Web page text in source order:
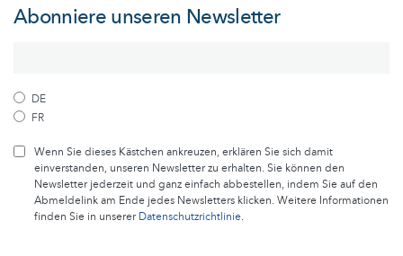
Abonniere unseren Newsletter
DE
FR
Wenn Sie dieses Kästchen ankreuzen, erklären Sie sich damit
einverstanden, unseren Newsletter zu erhalten. Sie können den
Newsletter jederzeit und ganz einfach abbestellen, indem Sie auf den
Abmeldelink am Ende jedes Newsletters klicken. Weitere Informationen
finden Sie in unsererDatenschutzrichtlinie.